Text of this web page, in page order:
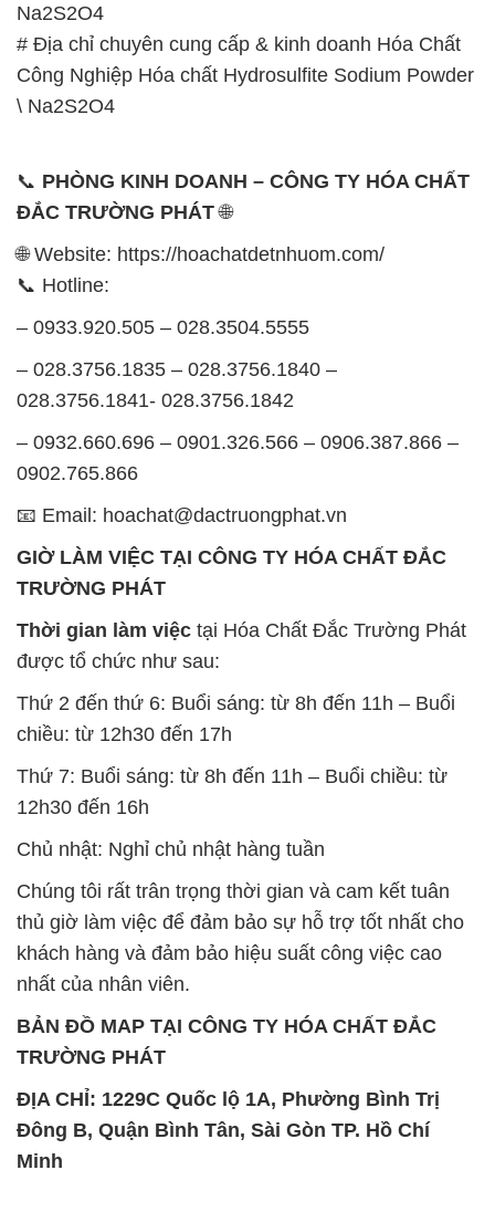
Na2S2O4
# Địa chỉ chuyên cung cấp & kinh doanh Hóa Chất
Công Nghiệp Hóa chất Hydrosulfite Sodium Powder
\ Na2S2O4
📞 PHÒNG KINH DOANH – CÔNG TY HÓA CHẤT
ĐẮC TRƯỜNG PHÁT🌐
🌐 Website: https://hoachatdetnhuom.com/
📞 Hotline:
– 0933.920.505 – 028.3504.5555
– 028.3756.1835 – 028.3756.1840 –
028.3756.1841- 028.3756.1842
– 0932.660.696 – 0901.326.566 – 0906.387.866 –
0902.765.866
📧 Email: hoachat@dactruongphat.vn
GIỜ LÀM VIỆC TẠI CÔNG TY HÓA CHẤT ĐẮC
TRƯỜNG PHÁT
Thời gian làm việc tại Hóa Chất Đắc Trường Phát
được tổ chức như sau:
Thứ 2 đến thứ 6: Buổi sáng: từ 8h đến 11h – Buổi
chiều: từ 12h30 đến 17h
Thứ 7: Buổi sáng: từ 8h đến 11h – Buổi chiều: từ
12h30 đến 16h
Chủ nhật: Nghỉ chủ nhật hàng tuần
Chúng tôi rất trân trọng thời gian và cam kết tuân
thủ giờ làm việc để đảm bảo sự hỗ trợ tốt nhất cho
khách hàng và đảm bảo hiệu suất công việc cao
nhất của nhân viên.
BẢN ĐỒ MAP TẠI CÔNG TY HÓA CHẤT ĐẮC
TRƯỜNG PHÁT
ĐỊA CHỈ: 1229C Quốc lộ 1A, Phường Bình Trị
Đông B, Quận Bình Tân, Sài Gòn TP. Hồ Chí
Minh